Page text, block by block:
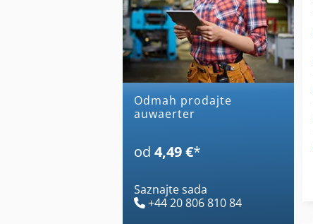
Odmah prodajte
auwaerter
od 4,49 €*
Saznajte sada
+44 20 806 810 84